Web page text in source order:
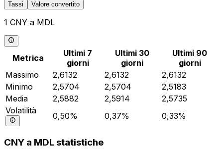
Tassi Valore convertito
1 CNY a MDL
Metrica
Ultimi 7
giorni
Ultimi 30
giorni
Ultimi 90
giorni
Massimo
2,6132 2,6132
2,6132
Minimo
2,5704 2,5704
2,5183
Media
2,5882 2,5914
2,5735
Volatilità
0,50% 0,37% 0,33%
CNY a MDL statistiche